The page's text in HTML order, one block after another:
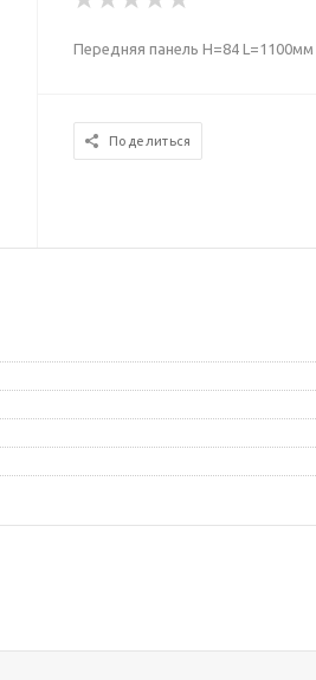
Передняя панель H=84
Поделиться